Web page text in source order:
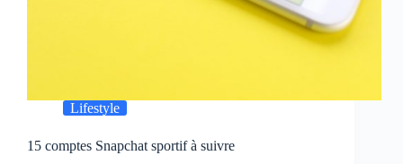
Lifestyle
15 comptes Snapchat sportif à suivre